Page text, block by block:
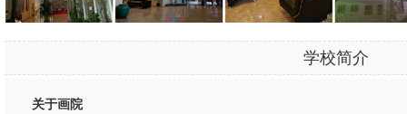
学校简介
关于画院